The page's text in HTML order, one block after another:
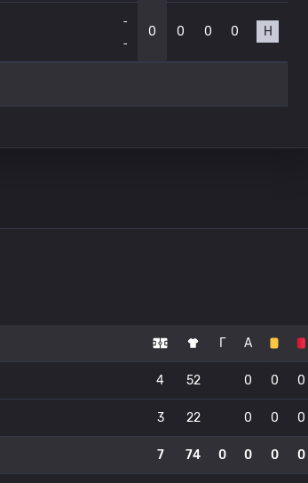
-
-
0 0 0 0 Н
Г А
4 52 0 0 0
3 22 0 0 0
7 74 0 0 0 0